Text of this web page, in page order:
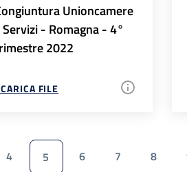
Unioncamere
- Romagna - 4°
2022
FILE
4 5 6 7 8